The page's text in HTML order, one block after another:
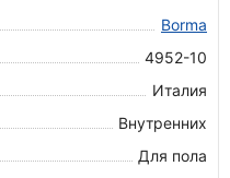
Borma
4952-10
Италия
Внутренних
Для пола